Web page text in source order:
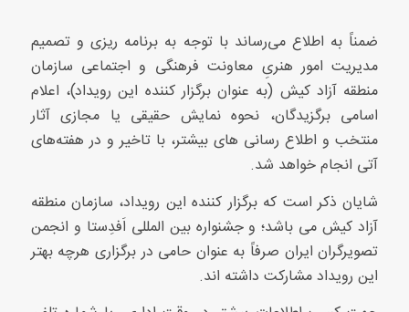
ضمناً به اطلاع می‌رساند با توجه به برنامه ریزی و تصمیم
مدیریت امور هنریِ معاونت فرهنگی و اجتماعی سازمان
منطقه آزاد کیش (به عنوان برگزار کننده‌ این رویداد)، اعلام
اسامی برگزیدگان، نحوه نمایش حقیقی یا مجازی آثار
منتخب و اطلاع رسانی‌ های بیشتر، با تاخیر و در هفته‌های
آتی انجام خواهد شد.
شایان ذکر است که برگزار کننده این رویداد، سازمان منطقه
آزاد کیش می باشد؛ و جشنواره بین المللی اَفدِستا و انجمن
تصویرگران ایران صرفاً به عنوان حامی در برگزاری هرچه بهتر
این رویداد مشارکت داشته اند.